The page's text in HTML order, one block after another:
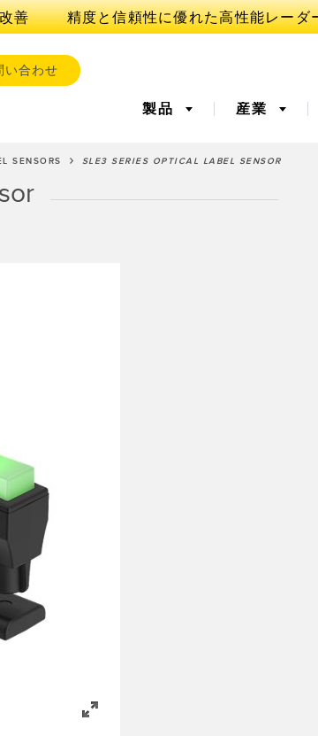
善
い合わせ
製品
ピックト
Vibration
Banner Measurement
産業
THE SMART
タンクレ
SENSORS SLE3 SERIES OPTICAL LABEL SENSOR